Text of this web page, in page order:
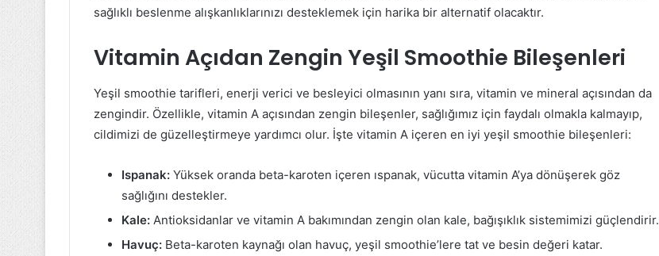
sağlıklı beslenme alışkanlıklarınızı desteklemek için harika bir alternatif olacaktır.
Vitamin Açıdan Zengin Yeşil Smoothie Bileşenleri
Yeşil smoothie tarifleri, enerji verici ve besleyici olmasının yanı sıra, vitamin ve mineral açısından da
zengindir. Özellikle, vitamin A açısından zengin bileşenler, sağlığımız için faydalı olmakla kalmayıp,
cildimizi de güzelleştirmeye yardımcı olur. İşte vitamin A içeren en iyi yeşil smoothie bileşenleri:
Ispanak: Yüksek oranda beta-karoten içeren ıspanak, vücutta vitamin A’ya dönüşerek göz
sağlığını destekler.
Kale: Antioksidanlar ve vitamin A bakımından zengin olan kale, bağışıklık sistemimizi güçlendirir.
Havuç: Beta-karoten kaynağı olan havuç, yeşil smoothie’lere tat ve besin değeri katar.